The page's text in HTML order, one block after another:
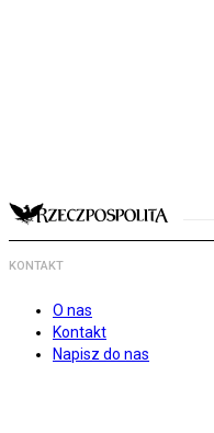
KONTAKT
O nas
Kontakt
Napisz do nas